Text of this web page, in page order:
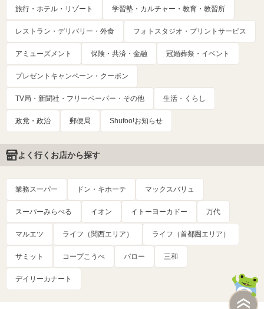
旅行・ホテル・リゾート 学習塾・カルチャー・教育・教習所
レストラン・デリバリー・外食 フォトスタジオ・プリントサービス
アミューズメント 保険・共済・金融 冠婚葬祭・イベント
プレゼントキャンペーン・クーポン
TV局・新聞社・フリーペーパー・その他 生活・くらし
政党・政治 郵便局 Shufoo!お知らせ
よく行くお店から探す
業務スーパー ドン・キホーテ マックスバリュ
スーパーみらべる イオン イトーヨーカドー 万代
マルエツ ライフ（関西エリア） ライフ（首都圏エリア）
サミット コープこうべ バロー 三和
デイリーカナート